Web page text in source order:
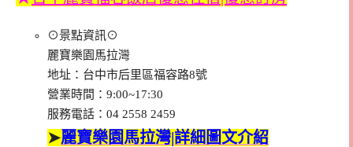
⊙景點資訊⊙
麗寶樂園馬拉灣
地址：台中市后里區福容路8號
營業時間：9:00~17:30
服務電話：04 2558 2459
➤麗寶樂園馬拉灣|詳細圖文介紹